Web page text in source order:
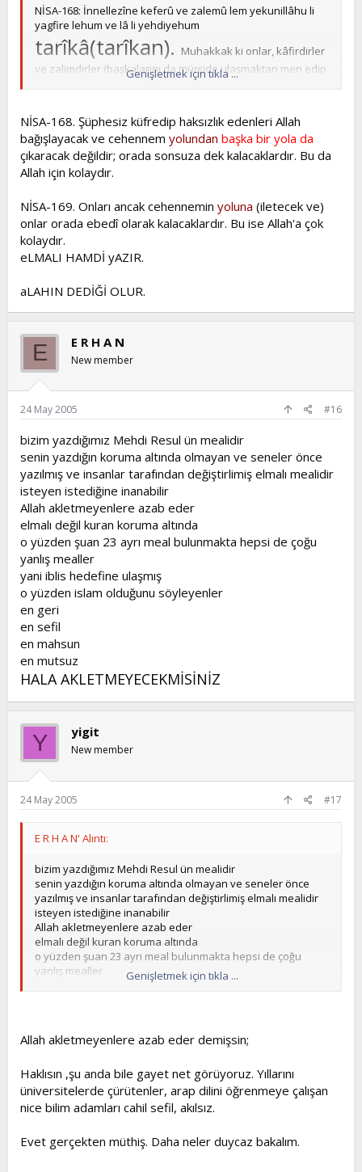
NİSA-168: İnnellezîne keferû ve zalemû lem yekunillâhu li
yagfire lehum ve lâ li yehdiyehum
tarîkâ(tarîkan). Muhakkak ki onlar, kâfirdirler
ve zalimdirler (başkalarını da mürşide ulaşmaktan men edip
saptırdıkları için). Allah, onlara asla mağfiret etmez
NİSA-169: İllâtarîkacehenneme hâlidîne fîhâ
ebedâ(ebeden), ve kâne zâlike alâllâhi yesîrâ(yesîren).
Sadece cehennem yoluna ulaştırır. Onlar orada ebediyyen
kalacaklardır. Ve bu, Allah için kolaydır
tarikat yol demektir kim Allah ın yoluna
girmezse gideceği yer cehennemdir
bunun neresi tuaf
kuran ı bilmeyenle onu hurafelerle yargılamasın
çünki kendisine yazık edenler den olur
Genişletmek için tıkla ...
NİSA-168. Şüphesiz küfredip haksızlık edenleri Allah
bağışlayacak ve cehennem yolundan başka bir yola da
çıkaracak değildir; orada sonsuza dek kalacaklardır. Bu da
Allah için kolaydır.
NİSA-169. Onları ancak cehennemin yoluna (iletecek ve)
onlar orada ebedî olarak kalacaklardır. Bu ise Allah'a çok
kolaydır.
eLMALI HAMDİ yAZIR.
aLAHIN DEDİĞİ OLUR.
E E R H A N
New member
24 May 2005 #16
bizim yazdığımız Mehdi Resul ün mealidir
senin yazdığın koruma altında olmayan ve seneler önce
yazılmış ve insanlar tarafından değiştirlimiş elmalı mealidir
isteyen istediğine inanabilir
Allah akletmeyenlere azab eder
elmalı değil kuran koruma altında
o yüzden şuan 23 ayrı meal bulunmakta hepsi de çoğu
yanlış mealler
yani iblis hedefine ulaşmış
o yüzden islam olduğunu söyleyenler
en geri
en sefil
en mahsun
en mutsuz
HALA AKLETMEYECEKMİSİNİZ
Y yigit
New member
24 May 2005 #17
E R H A N' Alıntı:
bizim yazdığımız Mehdi Resul ün mealidir
senin yazdığın koruma altında olmayan ve seneler önce
yazılmış ve insanlar tarafından değiştirlimiş elmalı mealidir
isteyen istediğine inanabilir
Allah akletmeyenlere azab eder
elmalı değil kuran koruma altında
o yüzden şuan 23 ayrı meal bulunmakta hepsi de çoğu
yanlış mealler
yani iblis hedefine ulaşmış
en mahsun
HALA AKLETMEYECEKMİSİNİZ
Genişletmek için tıkla ...
Allah akletmeyenlere azab eder demişsin;
Haklısın ,şu anda bile gayet net görüyoruz. Yıllarını
üniversitelerde çürütenler, arap dilini öğrenmeye çalışan
nice bilim adamları cahil sefil, akılsız.
Evet gerçekten müthiş. Daha neler duycaz bakalım.